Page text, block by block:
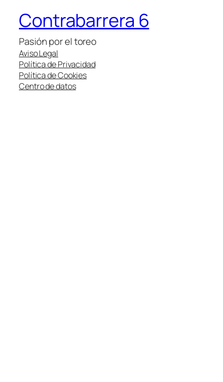
Contrabarrera 6
Pasión por el toreo
Aviso Legal
Política de Privacidad
Política de Cookies
Centro de datos